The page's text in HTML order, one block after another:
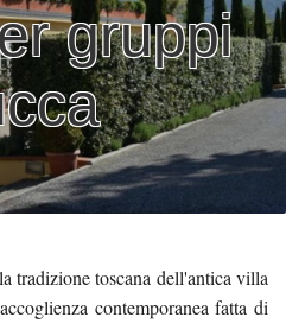
gruppi
tradizione toscana dell'antica villa
contemporanea fatta di